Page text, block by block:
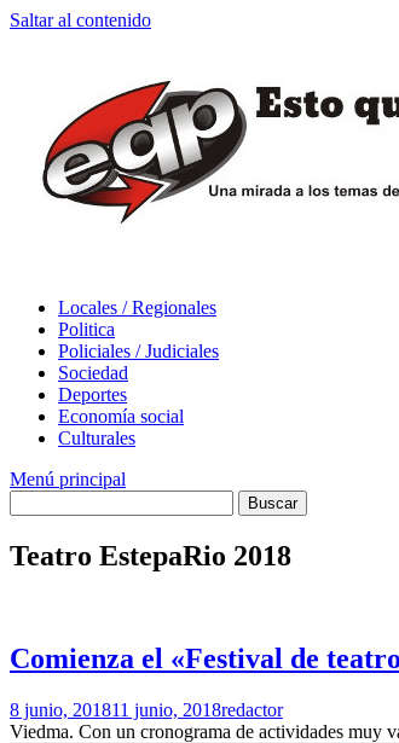
Saltar al contenido
Locales / Regionales
Politica
Policiales / Judiciales
Sociedad
Deportes
Economía social
Culturales
Menú principal
Teatro EstepaRio 2018
Comienza el «Festival de
8 junio, 201811 junio, 2018redactor
Viedma. Con un cronograma de actividades muy